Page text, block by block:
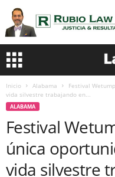
Inicio Alabama
Festival
vida silvestre trabajando en...
ALABAMA
Festival
única
vida silvestre